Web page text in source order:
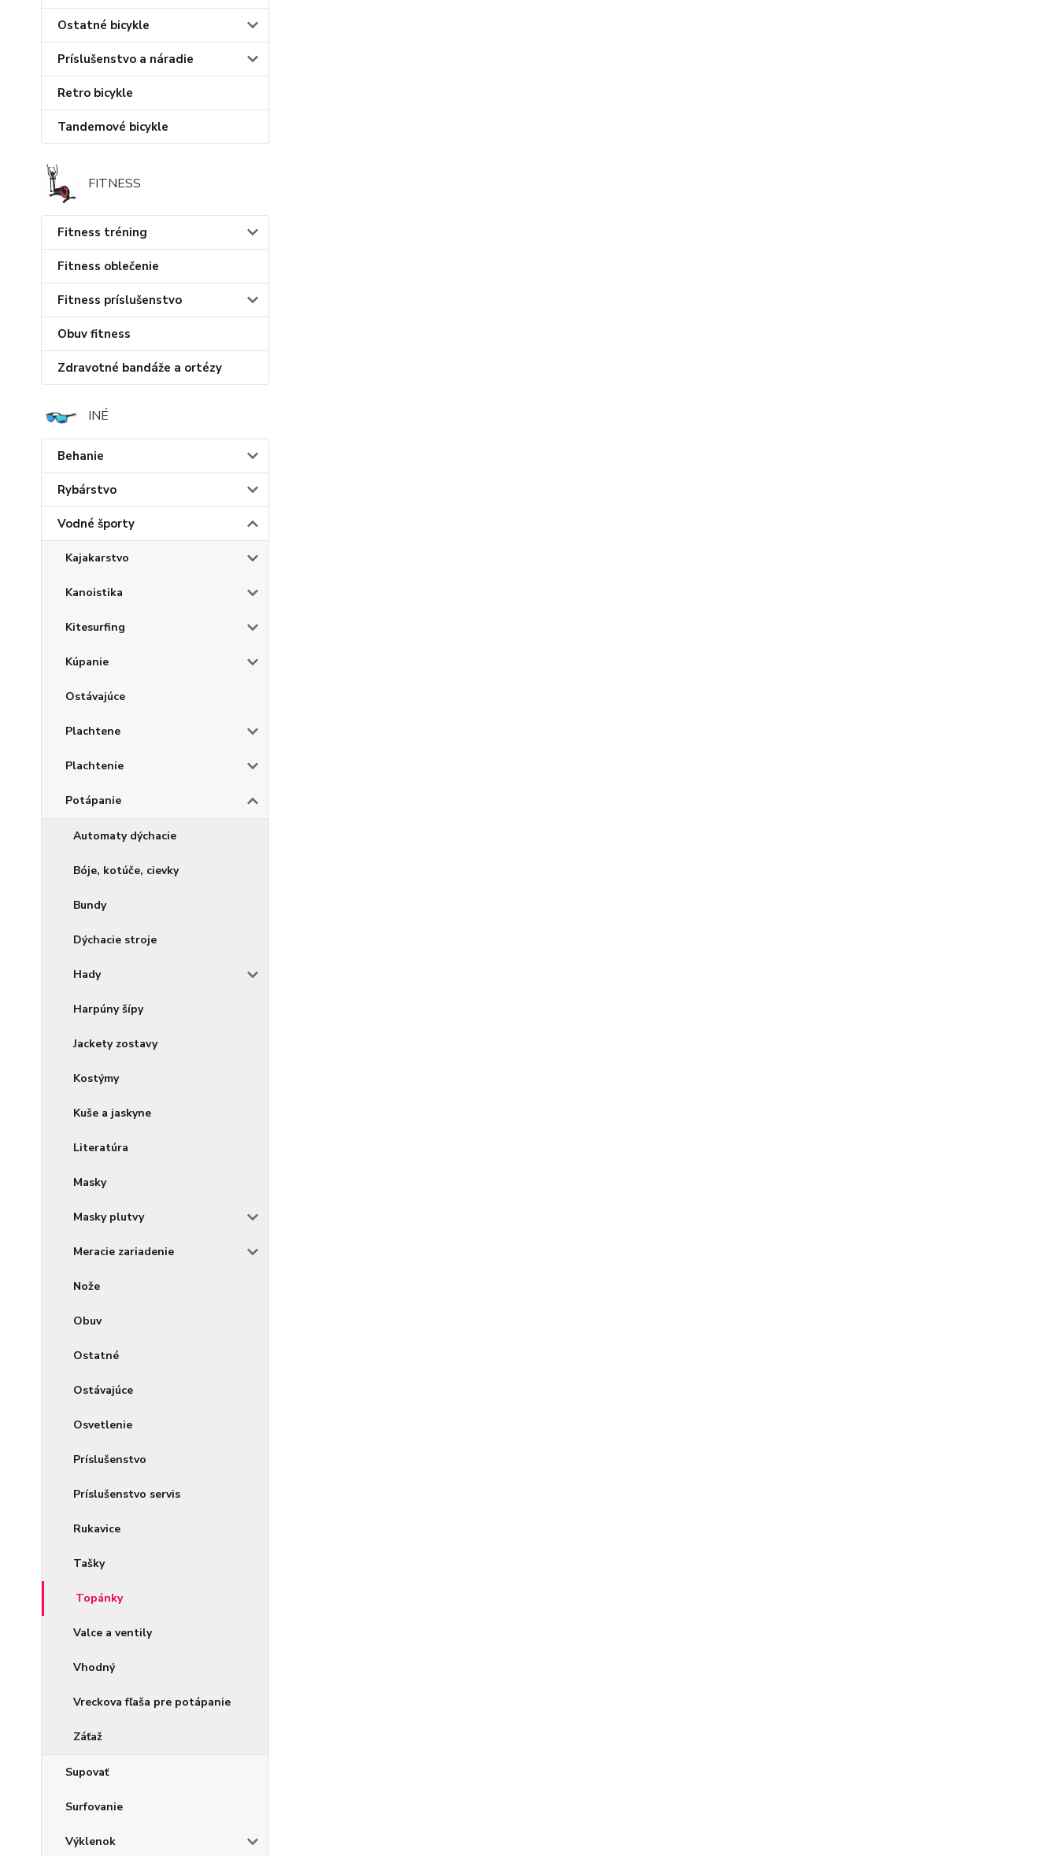
Ostatné bicykle
Príslušenstvo a náradie
Retro bicykle
Tandemové bicykle
FITNESS
Fitness tréning
Fitness oblečenie
Fitness príslušenstvo
Obuv fitness
Zdravotné bandáže a ortézy
INÉ
Behanie
Rybárstvo
Vodné športy
Kajakarstvo
Kanoistika
Kitesurfing
Kúpanie
Ostávajúce
Plachtene
Plachtenie
Potápanie
Automaty dýchacie
Bóje, kotúče, cievky
Bundy
Dýchacie stroje
Hady
Harpúny šípy
Jackety zostavy
Kostýmy
Kuše a jaskyne
Literatúra
Masky
Masky plutvy
Meracie zariadenie
Nože
Obuv
Ostatné
Ostávajúce
Osvetlenie
Príslušenstvo
Príslušenstvo servis
Rukavice
Tašky
Topánky
Valce a ventily
Vhodný
Vreckova fľaša pre potápanie
Záťaž
Supovať
Surfovanie
Výklenok